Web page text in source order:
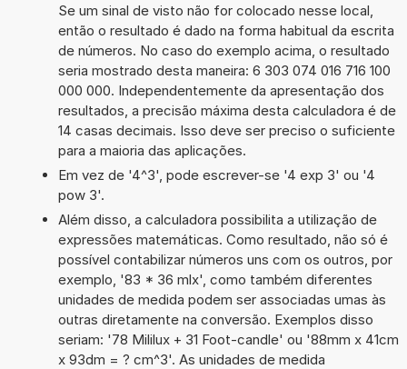
Se um sinal de visto não for colocado nesse local,
então o resultado é dado na forma habitual da escrita
de números. No caso do exemplo acima, o resultado
seria mostrado desta maneira: 6 303 074 016 716 100
000 000. Independentemente da apresentação dos
resultados, a precisão máxima desta calculadora é de
14 casas decimais. Isso deve ser preciso o suficiente
para a maioria das aplicações.
Em vez de '4^3', pode escrever-se '4 exp 3' ou '4
pow 3'.
Além disso, a calculadora possibilita a utilização de
expressões matemáticas. Como resultado, não só é
possível contabilizar números uns com os outros, por
exemplo, '83 * 36 mlx', como também diferentes
unidades de medida podem ser associadas umas às
outras diretamente na conversão. Exemplos disso
seriam: '78 Mililux + 31 Foot-candle' ou '88mm x 41cm
x 93dm = ? cm^3'. As unidades de medida